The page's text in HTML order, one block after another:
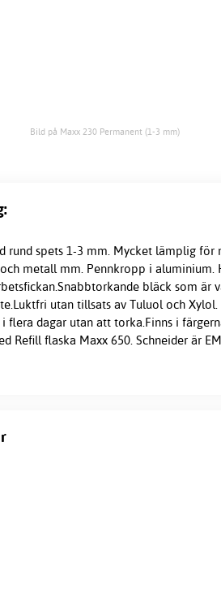
Bild på Maxx 230 Permanent (1-3 mm)
rund spets 1-3 mm. Mycket lämplig för
metall mm. Pennkropp i aluminium.
bläck som är
utan tillsats av Tuluol och
flera dagar utan att torka.Finns i
Refill flaska Maxx 650. Schneider är